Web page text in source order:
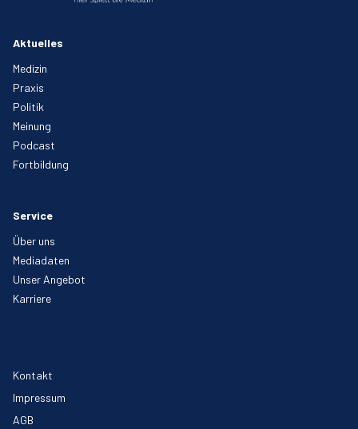
Aktuelles
Medizin
Praxis
Politik
Meinung
Podcast
Fortbildung
Service
Über uns
Mediadaten
Unser Angebot
Karriere
Kontakt
Impressum
AGB